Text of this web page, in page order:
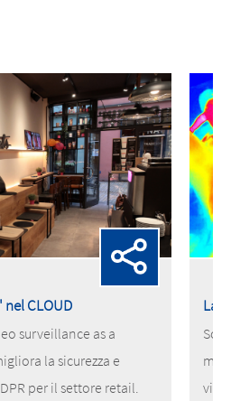
CLOUD
surveillance as a
la sicurezza e
per il settore retail.
La